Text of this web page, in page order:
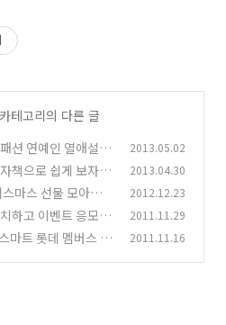
테고리의 다른 글
션 연예인 열애설 디
2013.05.02
책으로 쉽게 보자 2013.04.30
마스 선물 모아서
2012.12.23
하고 이벤트 응모 해
2011.11.29
마트 롯데 멤버스 어
2011.11.16